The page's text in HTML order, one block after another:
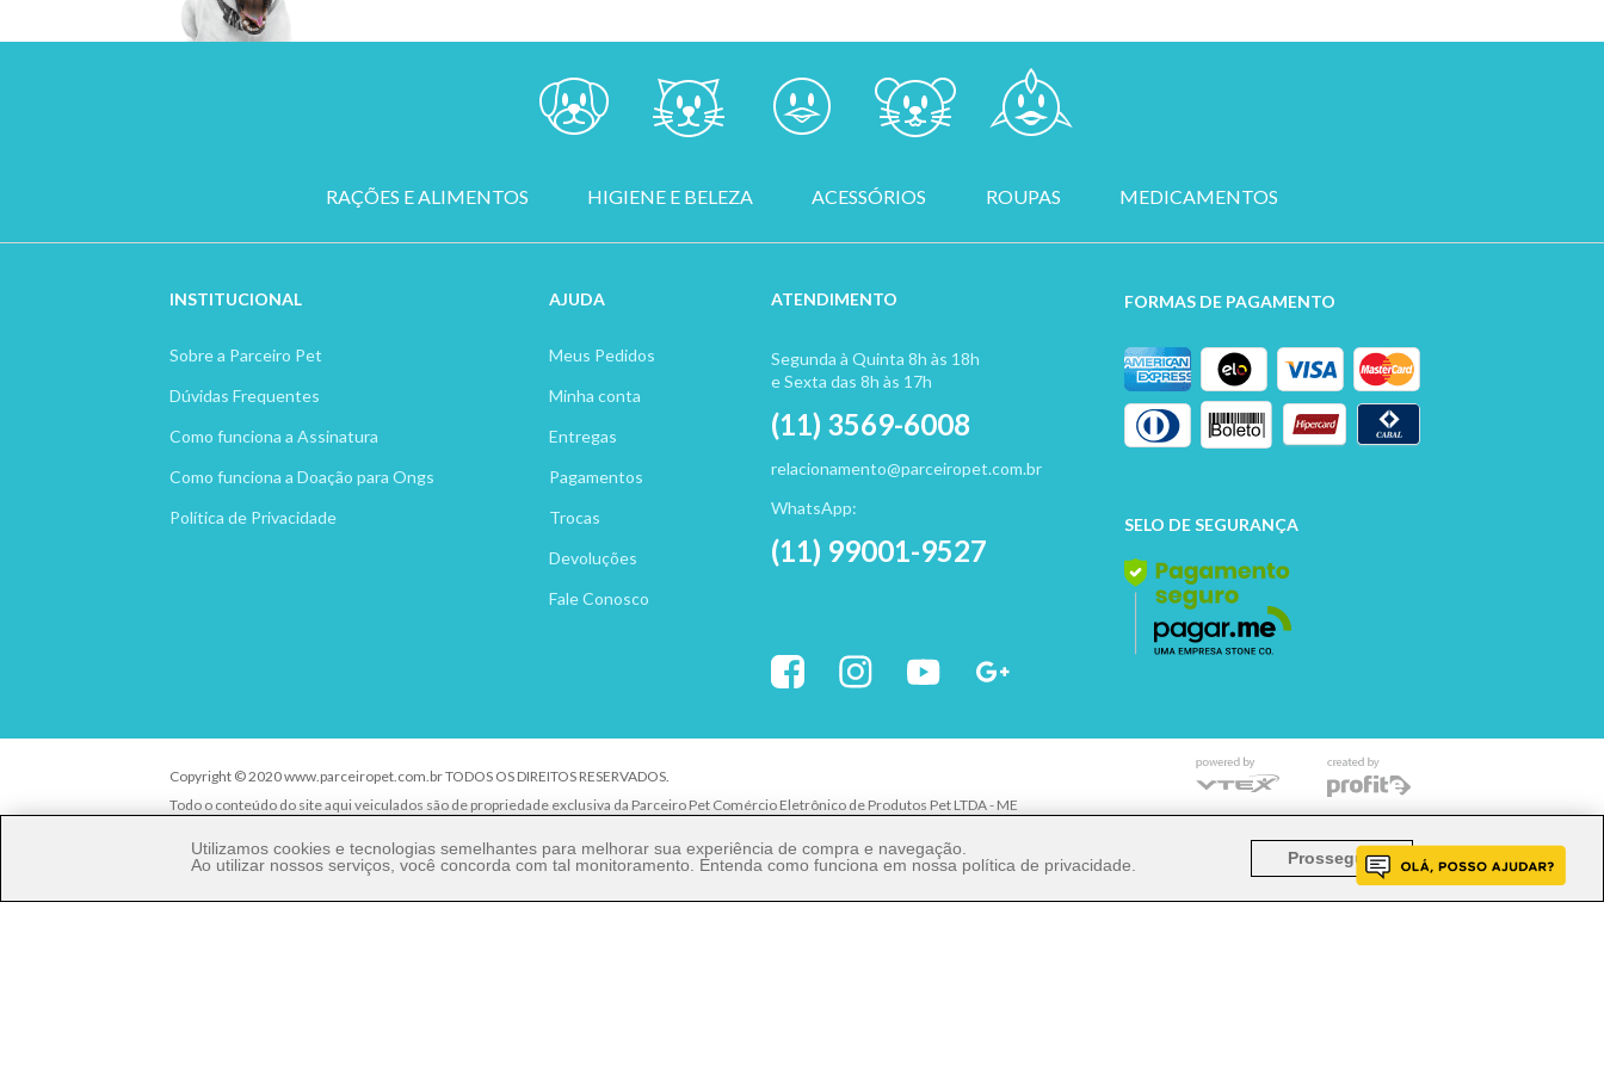
RAÇÕES E ALIMENTOS HIGIENE E BELEZA ACESSÓRIOS ROUPAS MEDICAMENTOS
INSTITUCIONAL
Sobre a Parceiro Pet
Dúvidas Frequentes
Como funciona a Assinatura
Como funciona a Doação para Ongs
Política de Privacidade
AJUDA
Meus Pedidos
Minha conta
Entregas
Pagamentos
Trocas
Devoluções
Fale Conosco
ATENDIMENTO
Segunda à Quinta 8h às 18h
e Sexta das 8h às 17h
(11) 3569-6008
relacionamento@parceiropet.com.br
WhatsApp:
(11) 99001-9527
FORMAS DE PAGAMENTO
SELO DE SEGURANÇA
Copyright © 2020 www.parceiropet.com.br TODOS OS DIREITOS RESERVADOS.
Todo o conteúdo do site aqui veiculados são de propriedade exclusiva da Parceiro Pet Comércio Eletrônico de Produtos Pet LTDA - ME
criminal nos termos da Lei.
Parceiro Pet Comércio de Produtos Pet LTDA - ME - CNPJ: 27.206.029/0001-80
Utilizamos cookies e tecnologias semelhantes para melhorar sua experiência de compra e navegação.
Ao utilizar nossos serviços, você concorda com tal monitoramento. Entenda como funciona em nossa política de privacidade Prosseguir